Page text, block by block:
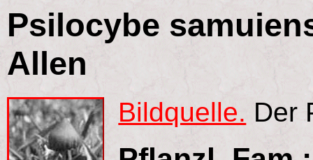
Psilocybe
Allen
Bildquelle. Der